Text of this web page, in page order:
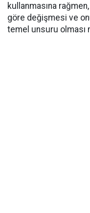
kullanmasına
göre değişmesi ve
temel unsuru olması